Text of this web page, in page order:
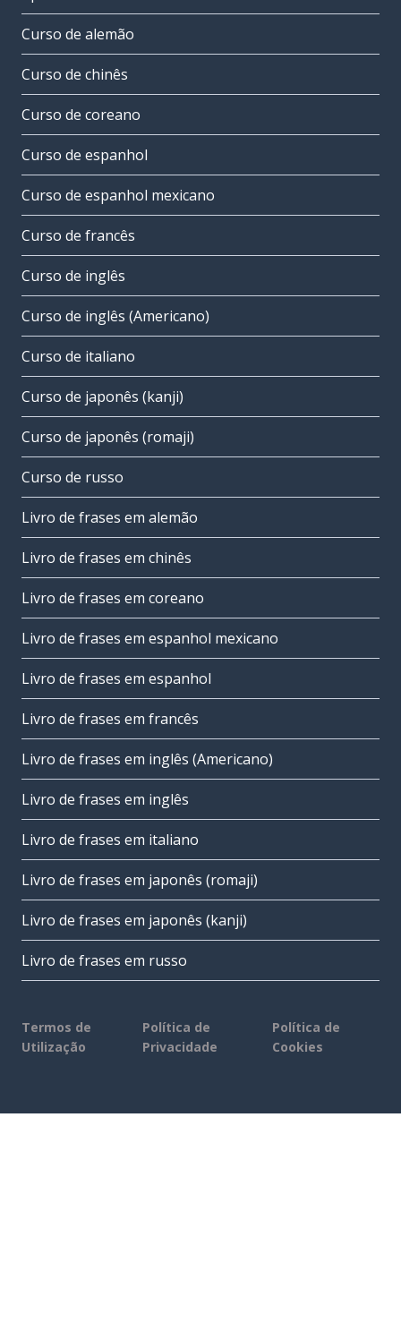
Curso de alemão
Curso de chinês
Curso de coreano
Curso de espanhol
Curso de espanhol mexicano
Curso de francês
Curso de inglês
Curso de inglês (Americano)
Curso de italiano
Curso de japonês (kanji)
Curso de japonês (romaji)
Curso de russo
Livro de frases em alemão
Livro de frases em chinês
Livro de frases em coreano
Livro de frases em espanhol mexicano
Livro de frases em espanhol
Livro de frases em francês
Livro de frases em inglês (Americano)
Livro de frases em inglês
Livro de frases em italiano
Livro de frases em japonês (romaji)
Livro de frases em japonês (kanji)
Livro de frases em russo
Termos de
Utilização
Política de
Privacidade
Política de
Cookies